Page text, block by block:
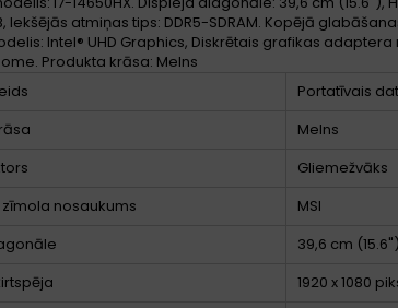
Iekšējās atmiņas tips: DDR5-SDRAM. Kopējā
Intel® UHD Graphics, Diskrētais grafikas
Produkta krāsa: Melns
Portatīvais
Melns
Gliemežvāks
nosaukums
MSI
39,6 cm (15.6")
1920 x 1080